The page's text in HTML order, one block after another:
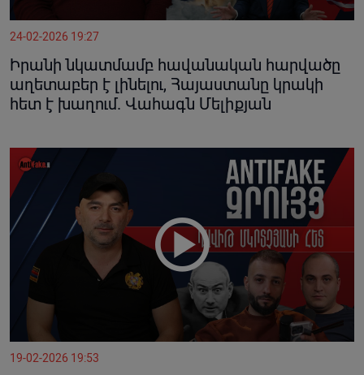
24-02-2026 19:27
Իրանի նկատմամբ հավանական հարվածը
աղետաբեր է լինելու, Հայաստանը կրակի
հետ է խաղում. Վահագն Մելիքյան
19-02-2026 19:53